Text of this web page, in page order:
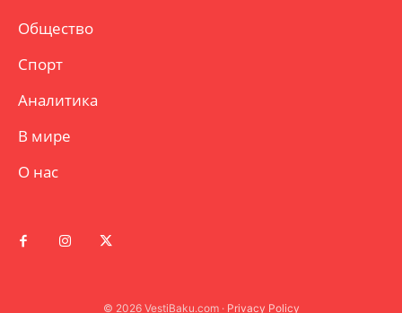
Общество
Спорт
Аналитика
В мире
О нас
© 2026 VestiBaku.com · Privacy Policy